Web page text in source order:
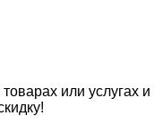
или услугах и